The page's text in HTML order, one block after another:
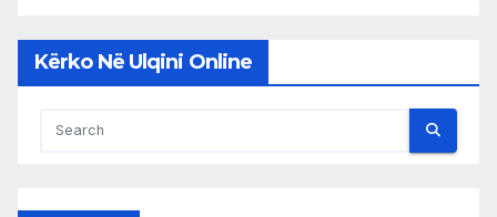
Kërko Në Ulqini Online